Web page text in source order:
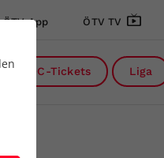
ÖTV App ÖTV TV
DC-Tickets Liga